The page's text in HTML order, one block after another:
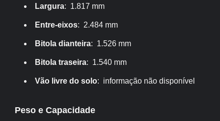
Largura: 1.817 mm
Entre-eixos: 2.484 mm
Bitola dianteira: 1.526 mm
Bitola traseira: 1.540 mm
Vão livre do solo: informação não disponível
Peso e Capacidade